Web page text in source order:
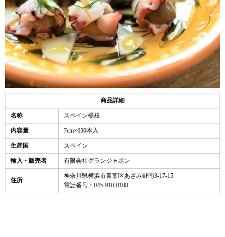
商品詳細
名称 スペイン楊枝
内容量 7cm×650本入
生産国 スペイン
輸入・販売者 有限会社グランジャポン
住所
神奈川県横浜市青葉区あざみ野南3-17-15
電話番号：045-910-0108